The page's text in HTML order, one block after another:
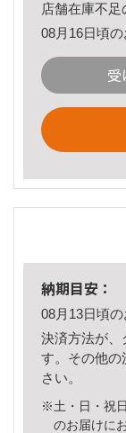
店舗在庫不足
08月16日頃の
受
納期目安：
08月13日頃の
決済方法が、
す。その他の
さい。
※土・日・祝
のお届けに